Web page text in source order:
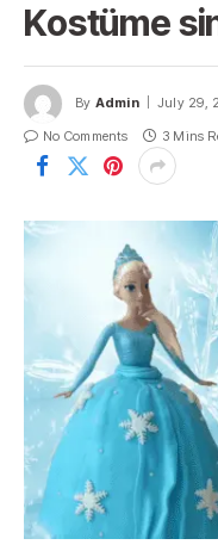
Kostüme
By Admin July 29,
No Comments
3 Mins